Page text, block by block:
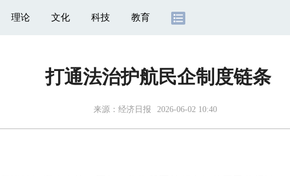
理论 文化 科技 教育
打通法治护航民企制度链条
来源： 经济日报 2026-06-02 10:40